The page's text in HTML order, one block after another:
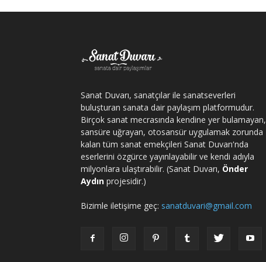
Sanat Duvarı, sanatçılar ile sanatseverleri
buluşturan sanata dair paylaşım platformudur.
Birçok sanat mecrasında kendine yer bulamayan,
sansüre uğrayan, otosansür uygulamak zorunda
kalan tüm sanat emekçileri Sanat Duvarı'nda
eserlerini özgürce yayınlayabilir ve kendi adıyla
milyonlara ulaştırabilir. (Sanat Duvarı, Önder
Aydın projesidir.)
Bizimle iletişime geç: sanatduvari@gmail.com